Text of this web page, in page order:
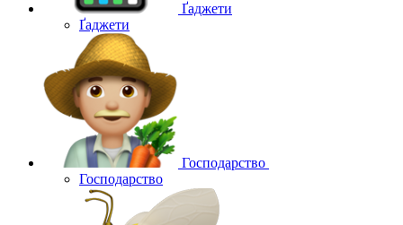
Ґаджети
Ґаджети
Господарство
Господарство